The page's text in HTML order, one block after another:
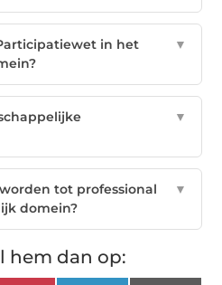
in het
▼
▼
tot professional
domein?
▼
hem dan op: